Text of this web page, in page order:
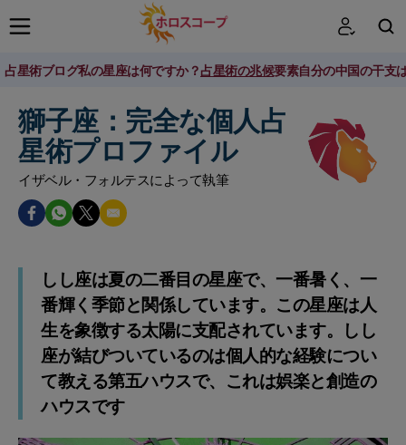
占星術ブログ私の星座は何ですか？占星術の兆候要素自分の中国の干支
獅子座：完全な個人占
星術プロファイル
イザベル・フォルテスによって執筆
しし座は夏の二番目の星座で、一番暑く、一
番輝く季節と関係しています。この星座は人
生を象徴する太陽に支配されています。しし
座が結びついているのは個人的な経験につい
て教える第五ハウスで、これは娯楽と創造の
ハウスです